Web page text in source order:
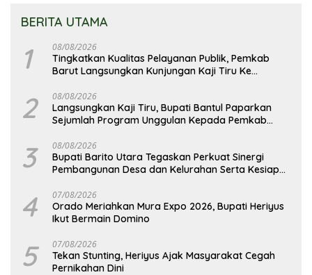
BERITA UTAMA
1 08/08/2026
Tingkatkan Kualitas Pelayanan Publik, Pemkab
Barut Langsungkan Kunjungan Kaji Tiru Ke
2 08/08/2026
Langsungkan Kaji Tiru, Bupati Bantul Paparkan
Sejumlah Program Unggulan Kepada Pemkab
3 08/08/2026
Bupati Barito Utara Tegaskan Perkuat Sinergi
Pembangunan Desa dan Kelurahan Serta Kesiapan
4 07/08/2026
Orado Meriahkan Mura Expo 2026, Bupati Heriyus
Ikut Bermain Domino
5 07/08/2026
Tekan Stunting, Heriyus Ajak Masyarakat Cegah
Pernikahan Dini